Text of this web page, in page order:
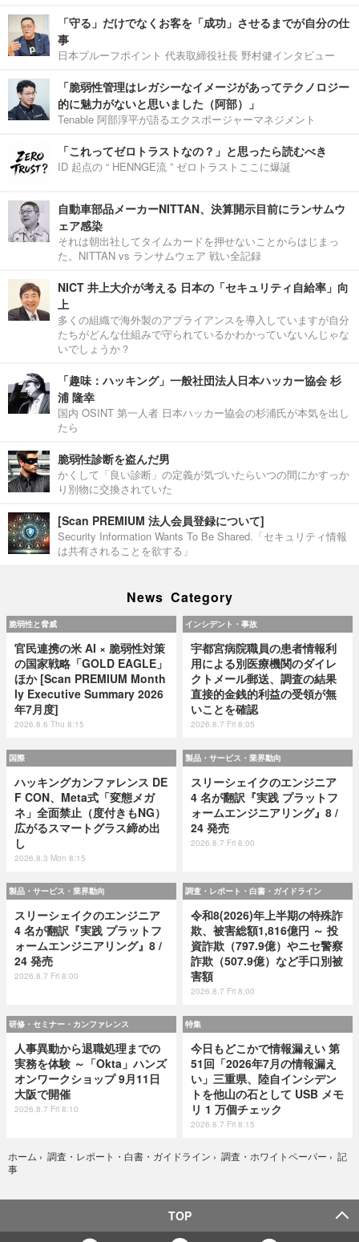
「守る」だけでなくお客を「成功」させるまでが自分の仕
事
日本プルーフポイント 代表取締役社長 野村健インタビュー
「脆弱性管理はレガシーなイメージがあってテクノロジー
的に魅力がないと思いました（阿部）」
Tenable 阿部淳平が語るエクスポージャーマネジメント
「これってゼロトラストなの？」と思ったら読むべき
ID 起点の “ HENNGE流 ” ゼロトラストここに爆誕
自動車部品メーカーNITTAN、決算開示目前にランサムウ
ェア感染
それは朝出社してタイムカードを押せないことからはじまっ
た。NITTAN vs ランサムウェア 戦い全記録
NICT 井上大介が考える 日本の「セキュリティ自給率」向
上
多くの組織で海外製のアプライアンスを導入していますが自分
たちがどんな仕組みで守られているかわかっていないんじゃな
いでしょうか？
「趣味：ハッキング」一般社団法人日本ハッカー協会 杉
浦 隆幸
国内 OSINT 第一人者 日本ハッカー協会の杉浦氏が本気を出し
たら
脆弱性診断を盗んだ男
かくして「良い診断」の定義が気づいたらいつの間にかすっか
り別物に交換されていた
[Scan PREMIUM 法人会員登録について]
Security Information Wants To Be Shared.「セキュリティ情報
は共有されることを欲する」
News Category
脆弱性と脅威
官民連携の米 AI × 脆弱性対策
の国家戦略「GOLD EAGLE」
ほか [Scan PREMIUM Month
ly Executive Summary 2026
年7月度]
2026.8.6 Thu 8:15
インシデント・事故
宇都宮病院職員の患者情報利
用による別医療機関のダイレ
クトメール郵送、調査の結果
直接的金銭的利益の受領が無
いことを確認
2026.8.7 Fri 8:05
国際
ハッキングカンファレンス DE
F CON、Meta式「変態メガ
ネ」全面禁止（度付きもNG）
広がるスマートグラス締め出
し
2026.8.3 Mon 8:15
製品・サービス・業界動向
スリーシェイクのエンジニア
4 名が翻訳『実践 プラットフ
ォームエンジニアリング』8 /
24 発売
2026.8.7 Fri 8:00
製品・サービス・業界動向
スリーシェイクのエンジニア
4 名が翻訳『実践 プラットフ
ォームエンジニアリング』8 /
24 発売
2026.8.7 Fri 8:00
調査・レポート・白書・ガイドライン
令和8(2026)年上半期の特殊詐
欺、被害総額1,816億円 ～ 投
資詐欺（797.9億）やニセ警察
詐欺（507.9億）など手口別被
害額
2026.8.7 Fri 8:00
研修・セミナー・カンファレンス
人事異動から退職処理までの
実務を体験 ～「Okta」ハンズ
オンワークショップ 9月11日
大阪で開催
2026.8.7 Fri 8:10
特集
今日もどこかで情報漏えい 第
51回「2026年7月の情報漏え
い」三重県、陸自インシデン
トを他山の石として USB メモ
リ 1 万個チェック
2026.8.7 Fri 8:15
ホーム › 調査・レポート・白書・ガイドライン › 調査・ホワイトペーパー › 記
事
TOP